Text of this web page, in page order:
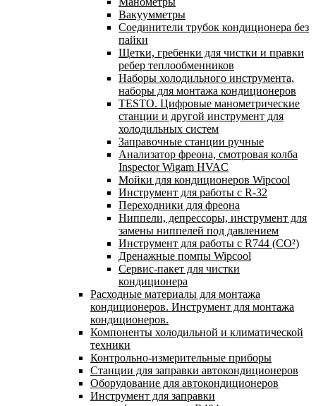
Вакуумметры
Соединители трубок кондиционера без
пайки
Щетки, гребенки для чистки и правки
ребер теплообменников
Наборы холодильного инструмента,
наборы для монтажа кондиционеров
TESTO. Цифровые манометрические
станции и другой инструмент для
холодильных систем
Заправочные станции ручные
Анализатор фреона, смотровая колба
Inspector Wigam HVAC
Мойки для кондиционеров Wipcool
Инструмент для работы с R-32
Переходники для фреона
Ниппели, депрессоры, инструмент для
замены ниппелей под давлением
Инструмент для работы с R744 (CO²)
Дренажные помпы Wipcool
Сервис-пакет для чистки
кондиционера
Расходные материалы для монтажа
кондиционеров. Инструмент для монтажа
кондиционеров.
Компоненты холодильной и климатической
техники
Контрольно-измерительные приборы
Станции для заправки автокондиционеров
Оборудование для автокондиционеров
Инструмент для заправки